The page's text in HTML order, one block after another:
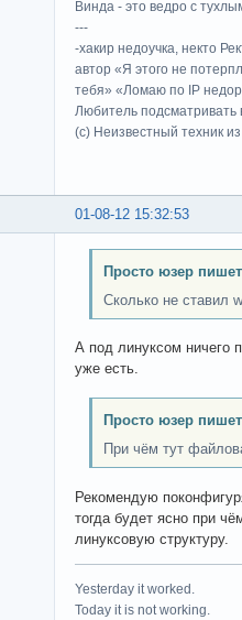
Винда - это ведро с
---
-хакир недоучка, некто
автор «Я этого не
тебя» «Ломаю по IP
Любитель подсматривать
(c) Неизвестный техник
01-08-12 15:32:53
Просто юзер
Сколько не ставил
А под линуксом ничего
уже есть.
Просто юзер
При чём тут
Рекомендую
тогда будет ясно при
линуксовую структуру.
Yesterday it worked.
Today it is not working.